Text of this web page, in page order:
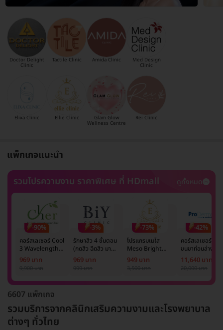
Doctor Delight
Clinic
Tactile Clinic Amida Clinic Med Design
Clinic
Elixa Clinic Ellie Clinic Glam Glow
Wellness Centre
Rei Clinic
แพ็กเกจแนะนำ
รวมโปรความงาม ราคาพิเศษ ที่ HDmall
ดูทั้งหมด
-90%
คอร์สเลเซอร์ Cool
3 Wavelength
Diode กำจัดขน
รักแร้ 1 ปี 12 ครั้ง
969 บาท
-3%
รักษาสิว 4 ขั้นตอน
(กดสิว ฉีดสิว มาส์ก
หน้า และฉายแสง)
1 ครั้ง
969 บาท
-73%
โปรแกรมเมโส
Meso Bright
จำนวนซีซีขึ้นอยู่กับ
แพทย์ประเมิน เพื่อ
ครั้ง
949 บาท
-42%
คอร์สเลเซอร์กำจั
ขนขาท่อนล่าง 2
ข้าง 5 ครั้ง ด้วย
เลเซอร์
11,640 บาท
6607 แพ็กเกจ
รวมบริการจากคลินิกเสริมความงามและโรงพยาบาล
ต่างๆ ทั่วไทย